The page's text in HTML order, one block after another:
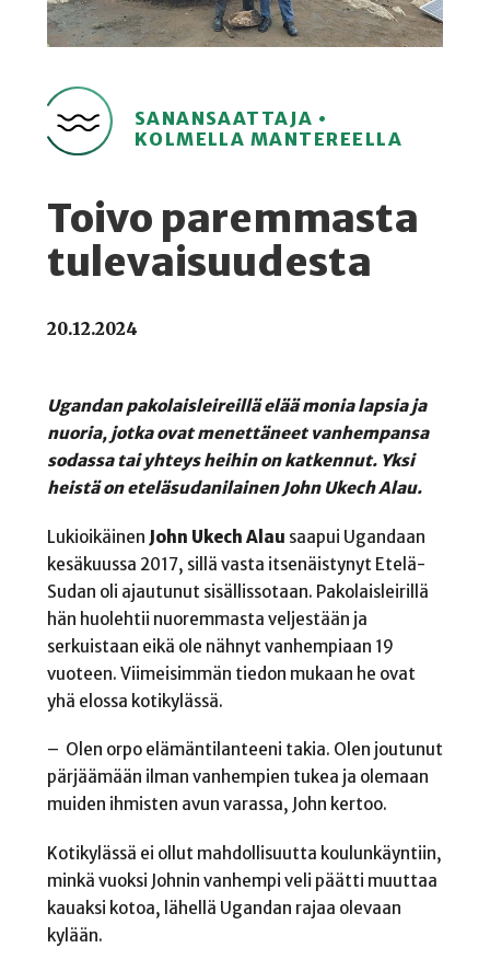
SANANSAATTAJA •
KOLMELLA MANTEREELLA
Toivo paremmasta
tulevaisuudesta
20.12.2024
Ugandan pakolaisleireillä elää monia lapsia ja
nuoria, jotka ovat menettäneet vanhempansa
sodassa tai yhteys heihin on katkennut. Yksi
heistä on eteläsudanilainen John Ukech Alau.
Lukioikäinen John Ukech Alau saapui Ugandaan
kesäkuussa 2017, sillä vasta itsenäistynyt Etelä-
Sudan oli ajautunut sisällissotaan. Pakolaisleirillä
hän huolehtii nuoremmasta veljestään ja
serkuistaan eikä ole nähnyt vanhempiaan 19
vuoteen. Viimeisimmän tiedon mukaan he ovat
yhä elossa kotikylässä.
– Olen orpo elämäntilanteeni takia. Olen joutunut
pärjäämään ilman vanhempien tukea ja olemaan
muiden ihmisten avun varassa, John kertoo.
Kotikylässä ei ollut mahdollisuutta koulunkäyntiin,
minkä vuoksi Johnin vanhempi veli päätti muuttaa
kauaksi kotoa, lähellä Ugandan rajaa olevaan
kylään.